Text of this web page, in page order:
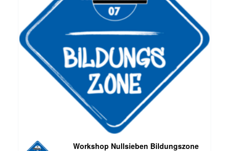
Workshop Nullsieben Bildungszone